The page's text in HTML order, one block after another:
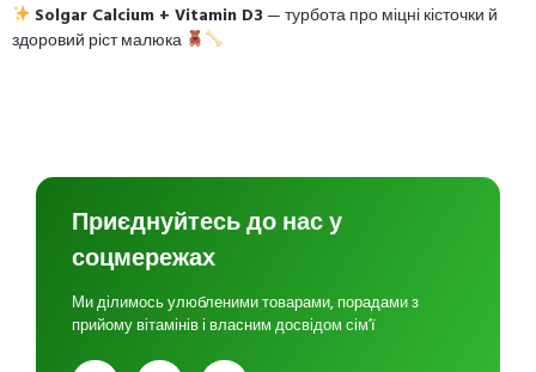
Solgar Calcium + Vitamin D3— турбота про міцні кісточки й
здоровий ріст малюка
Приєднуйтесь до нас у
соцмережах
Ми ділимось улюбленими товарами, порадами з
прийому вітамінів і власним досвідом сім’ї